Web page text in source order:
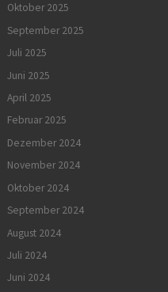
Oktober 2025
September 2025
Juli 2025
Juni 2025
April 2025
Februar 2025
Dezember 2024
November 2024
Oktober 2024
September 2024
August 2024
Juli 2024
Juni 2024